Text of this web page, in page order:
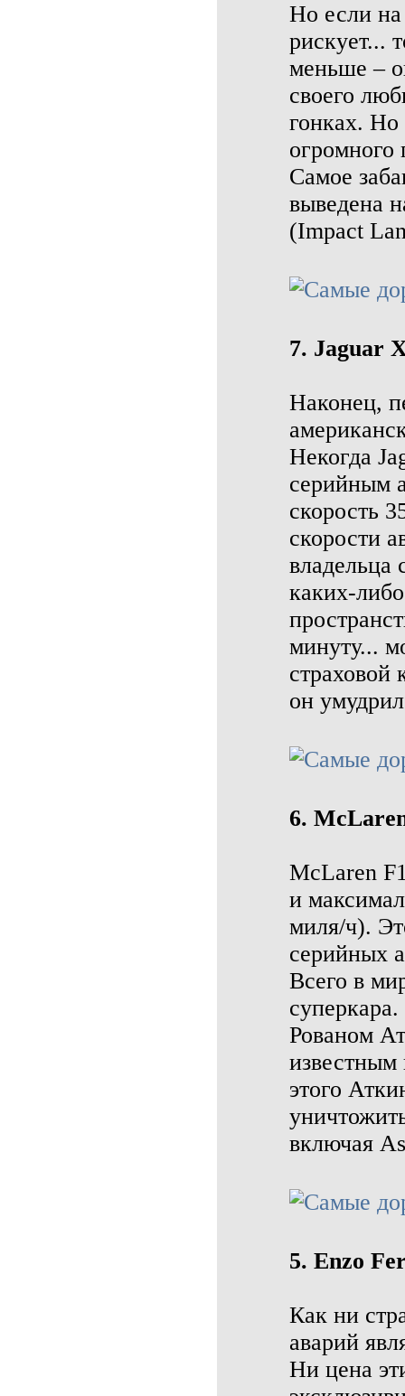
Но если на
рискует...
меньше –
своего
гонках. Но
Самое
выведена
(Impact
7. Jaguar
Наконец,
Некогда
серийным
скорость
скорости
владельца
каких-
минуту...
он
6.
McLaren
и
миля/ч).
серийных
Всего в
Рованом
этого
включая
5. Enzo
Как ни
аварий
Ни цена